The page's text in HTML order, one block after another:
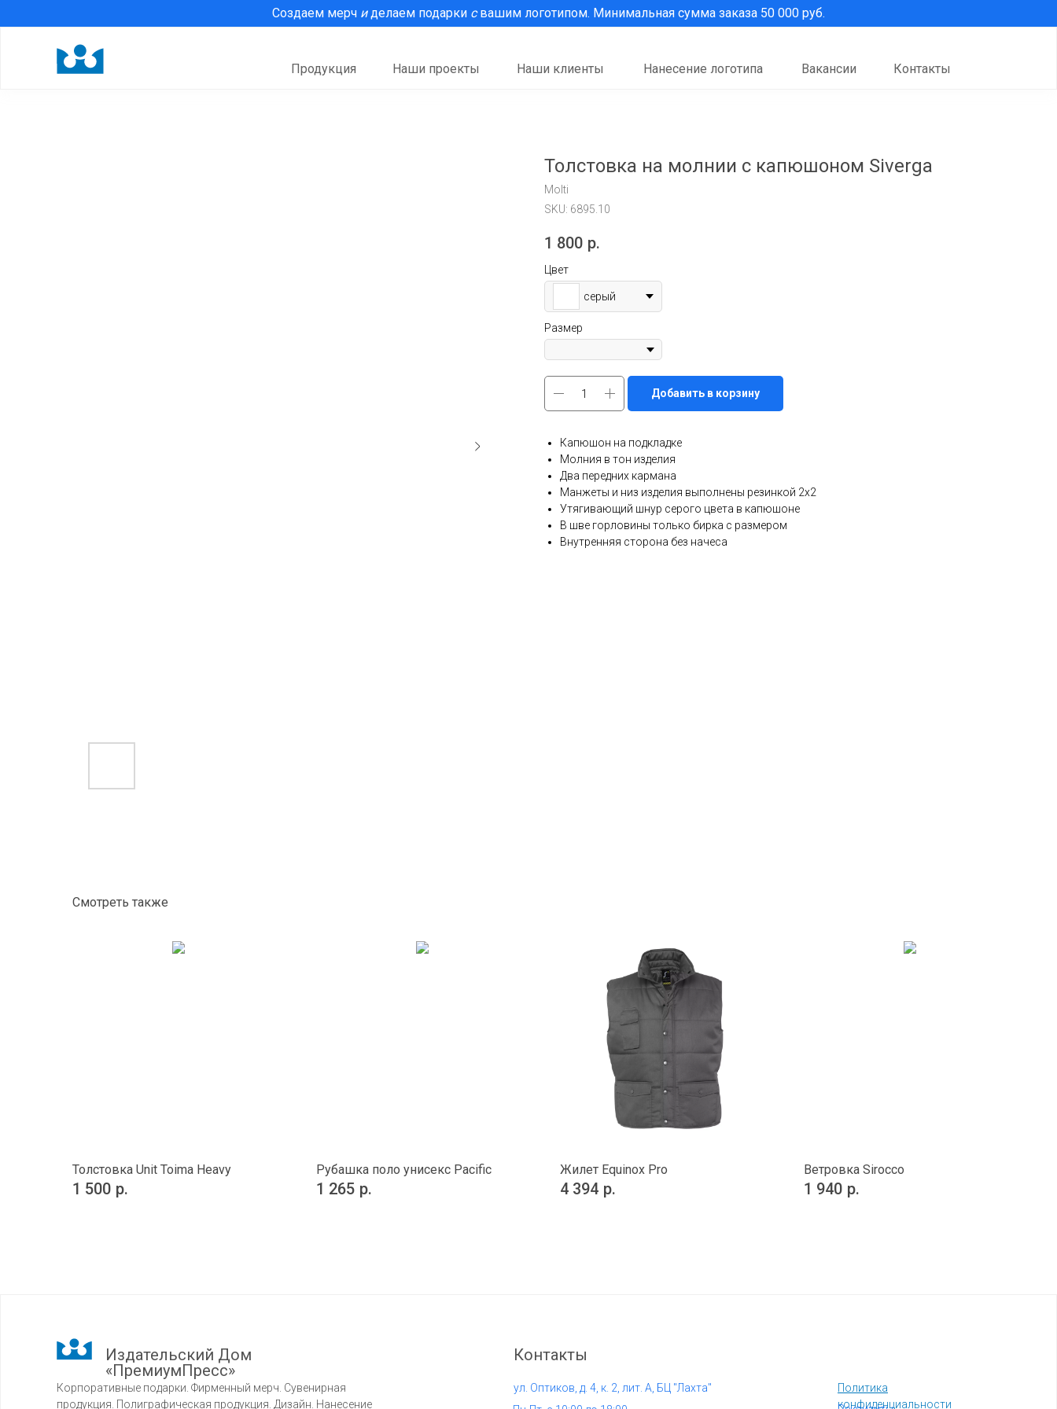
Продукция Наши клиенты
Наши проекты Вакансии Контакты
Нанесение логотипа
Создаем мерч иделаем подарки свашим логотипом. Минимальная сумма заказа 50 000 руб.
Толстовка на молнии с капюшоном Siverga
Molti
SKU: 6895.10
1 800 р.
Цвет
серый
Размер
Добавить в корзину
Капюшон на подкладке
Молния в тон изделия
Два передних кармана
Манжеты и низ изделия выполнены резинкой 2х2
Утягивающий шнур серого цвета в капюшоне
В шве горловины только бирка с размером
Внутренняя сторона без начеса
Смотреть также
Толстовка Unit Toima Heavy
1 500 р.
Рубашка поло унисекс Pacific
1 265 р.
Жилет Equinox Pro
4 394 р.
Ветровка Sirocco
1 940 р.
Издательский Дом
«ПремиумПресс»
Корпоративные подарки. Фирменный мерч. Сувенирная
продукция. Полиграфическая продукция. Дизайн. Нанесение
Контакты
Политика
конфиденциальности
ул. Оптиков, д. 4, к. 2, лит. А, БЦ "Лахта"